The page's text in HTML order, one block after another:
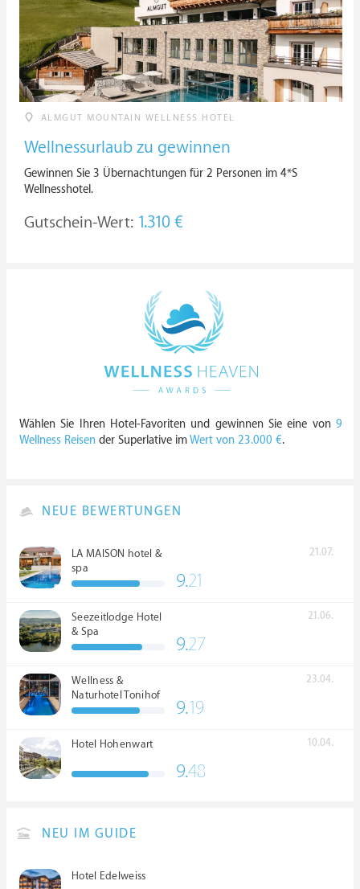
ALMGUT MOUNTAIN WELLNESS HOTEL
Wellnessurlaub zu gewinnen
Gewinnen Sie 3 Übernachtungen für 2 Personen im 4*S
Wellnesshotel.
Gutschein-Wert: 1.310 €
Wählen Sie Ihren Hotel-Favoriten und gewinnen Sie eine von 9
Wellness Reisen der Superlative imWert von 23.000 €.
NEUE BEWERTUNGEN
LA MAISON hotel &
spa
21.07.
9.21
Seezeitlodge Hotel
& Spa
21.06.
9.27
Wellness &
Naturhotel Tonihof
****S
23.04.
9.19
Hotel Hohenwart 10.04.
9.48
NEU IM GUIDE
Hotel Edelweiss